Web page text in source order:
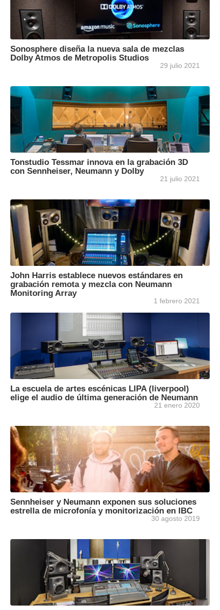
Sonosphere diseña la nueva sala de mezclas
Dolby Atmos de Metropolis Studios
29 julio 2021
Tonstudio Tessmar innova en la grabación 3D
con Sennheiser, Neumann y Dolby
21 julio 2021
John Harris establece nuevos estándares en
grabación remota y mezcla con Neumann
Monitoring Array
1 febrero 2021
La escuela de artes escénicas LIPA (liverpool)
elige el audio de última generación de Neumann
21 enero 2020
Sennheiser y Neumann exponen sus soluciones
estrella de microfonía y monitorización en IBC
30 agosto 2019